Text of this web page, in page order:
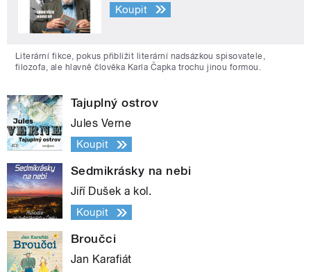
Koupit
Literární fikce, pokus přiblížit literární nadsázkou spisovatele,
filozofa, ale hlavně člověka Karla Čapka trochu jinou formou.
Tajuplný ostrov
Jules Verne
Koupit
Sedmikrásky na nebi
Jiří Dušek a kol.
Koupit
Broučci
Jan Karafiát